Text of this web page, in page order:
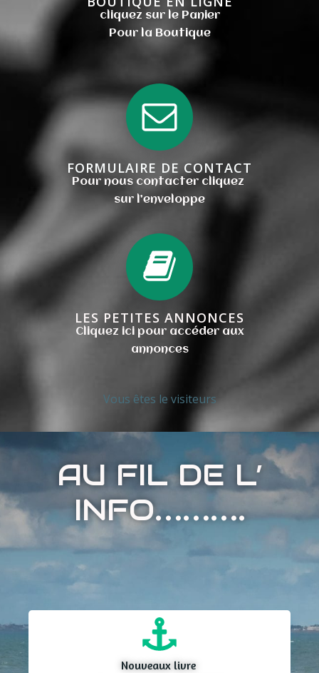
cliquez sur le Panier
Pour la Boutique
FORMULAIRE DE CONTACT
Pour nous contacter cliquez
sur l’enveloppe
LES PETITES ANNONCES
Cliquez ici pour accéder aux
annonces
Vous êtes le visiteurs
AU FIL DE L’
INFO……….
Nouveaux livre